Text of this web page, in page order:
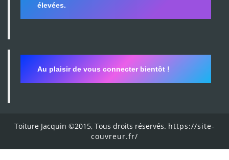
élevées.
Au plaisir de vous connecter bientôt !
Toiture Jacquin ©2015, Tous droits réservés. https://site-
couvreur.fr/